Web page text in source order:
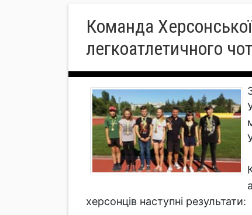
Команда
легкоатлетичного
херсонців наступні результати: